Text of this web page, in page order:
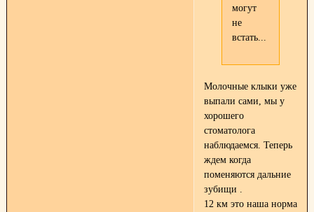
могут
не
встать...
Молочные клыки уже
выпали сами, мы у
хорошего
стоматолога
наблюдаемся. Теперь
ждем когда
поменяются дальние
зубищи
12 км это наша норма